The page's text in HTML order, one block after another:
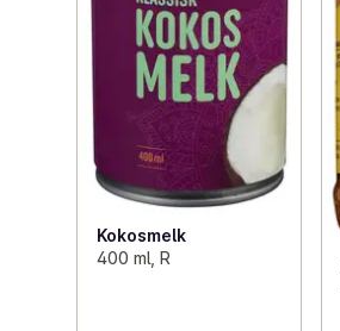
Kokosmelk
400 ml, R